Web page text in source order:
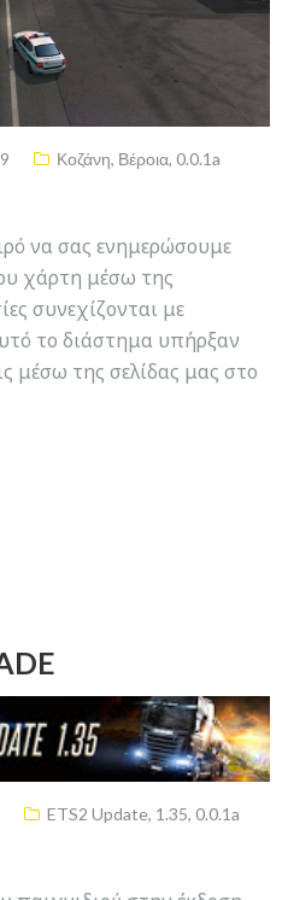
Κοζάνη, Βέροια, 0.0.1a
να σας ενημερώσουμε
χάρτη μέσω της
συνεχίζονται με
το διάστημα υπήρξαν
μέσω της σελίδας μας στο
ETS2 Update, 1.35, 0.0.1a